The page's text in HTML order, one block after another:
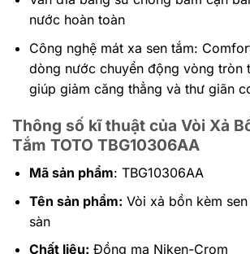
nước hoàn toàn
Công nghệ mát xa sen tắm:
dòng nước chuyển động vòng tròn
giúp giảm căng thẳng và thư giãn
Thông số kĩ thuật của Vòi Xả
Tắm TOTO TBG10306AA
Mã sản phẩm: TBG10306AA
Tên sản phẩm: Vòi xả bồn kèm
sàn
Chất liệu: Đồng mạ Niken-Crom